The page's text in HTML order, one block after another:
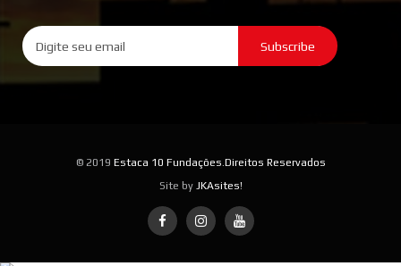
Subscribe
© 2019 Estaca 10 Fundações.Direitos Reservados
Site by JKAsites!